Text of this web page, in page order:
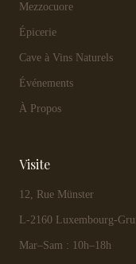
Mezzocuore
Épicerie
Cave à Vins Naturels
Événements
À Propos
Visite
12, Rue Münster
L-2160 Luxembourg-
Mar–Sam : 10h–18h